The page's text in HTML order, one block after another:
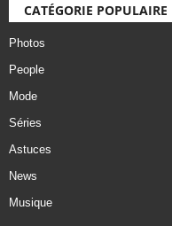
CATÉGORIE POPULAIRE
Photos
People
Mode
Séries
Astuces
News
Musique